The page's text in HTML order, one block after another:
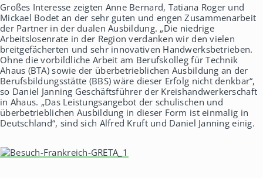
Großes Interesse zeigten Anne Bernard, Tatiana Roger und
Mickael Bodet an der sehr guten und engen Zusammenarbeit
der Partner in der dualen Ausbildung. „Die niedrige
Arbeitslosenrate in der Region verdanken wir den vielen
breitgefächerten und sehr innovativen Handwerksbetrieben.
Ohne die vorbildliche Arbeit am Berufskolleg für Technik
Ahaus (BTA) sowie der überbetrieblichen Ausbildung an der
Berufsbildungsstätte (BBS) wäre dieser Erfolg nicht denkbar“,
so Daniel Janning Geschäftsführer der Kreishandwerkerschaft
in Ahaus. „Das Leistungsangebot der schulischen und
überbetrieblichen Ausbildung in dieser Form ist einmalig in
Deutschland“, sind sich Alfred Kruft und Daniel Janning einig.